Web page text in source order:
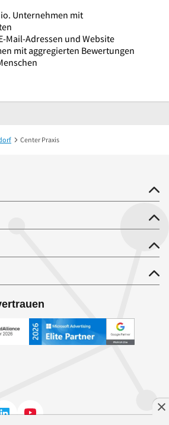
Unternehmen mit
Mail-Adressen und Website
mit aggregierten Bewertungen
Center Praxis